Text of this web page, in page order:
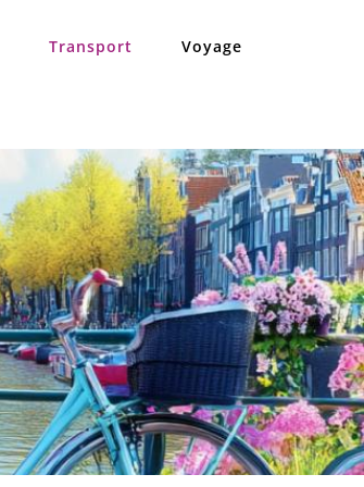
Transport Voyage